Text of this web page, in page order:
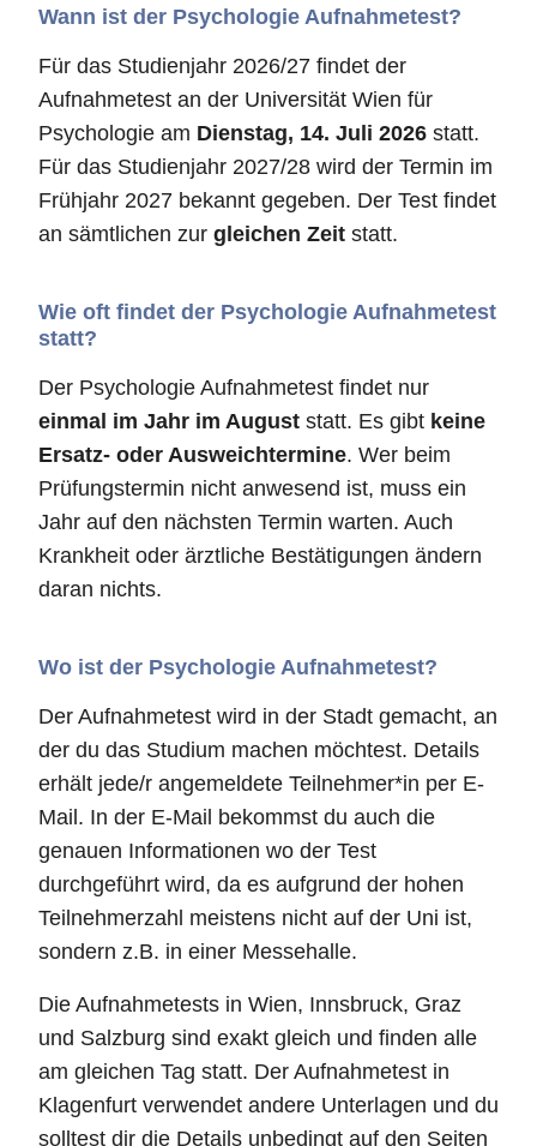
Wann ist der Psychologie Aufnahmetest?
Für das Studienjahr 2026/27 findet der
Aufnahmetest an der Universität Wien für
Psychologie am Dienstag, 14. Juli 2026 statt.
Für das Studienjahr 2027/28 wird der Termin im
Frühjahr 2027 bekannt gegeben. Der Test findet
an sämtlichen zur gleichen Zeit statt.
Wie oft findet der Psychologie Aufnahmetest
statt?
Der Psychologie Aufnahmetest findet nur
einmal im Jahr im August statt. Es gibt keine
Ersatz- oder Ausweichtermine. Wer beim
Prüfungstermin nicht anwesend ist, muss ein
Jahr auf den nächsten Termin warten. Auch
Krankheit oder ärztliche Bestätigungen ändern
daran nichts.
Wo ist der Psychologie Aufnahmetest?
Der Aufnahmetest wird in der Stadt gemacht, an
der du das Studium machen möchtest. Details
erhält jede/r angemeldete Teilnehmer*in per E-
Mail. In der E-Mail bekommst du auch die
genauen Informationen wo der Test
durchgeführt wird, da es aufgrund der hohen
Teilnehmerzahl meistens nicht auf der Uni ist,
sondern z.B. in einer Messehalle.
Die Aufnahmetests in Wien, Innsbruck, Graz
und Salzburg sind exakt gleich und finden alle
am gleichen Tag statt. Der Aufnahmetest in
Klagenfurt verwendet andere Unterlagen und du
solltest dir die Details unbedingt auf den Seiten